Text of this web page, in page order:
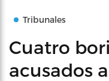
Tribunales
Cuatro
acusados